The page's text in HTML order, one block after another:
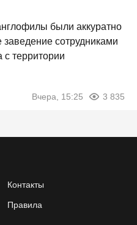
были аккуратно
сотрудниками
территории
Вчера, 15:25 3 835
Контакты
Правила